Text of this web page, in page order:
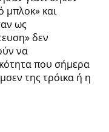
μπλοκ» και
ως
δεν
να
που σήμερα
της τρόικα ή η